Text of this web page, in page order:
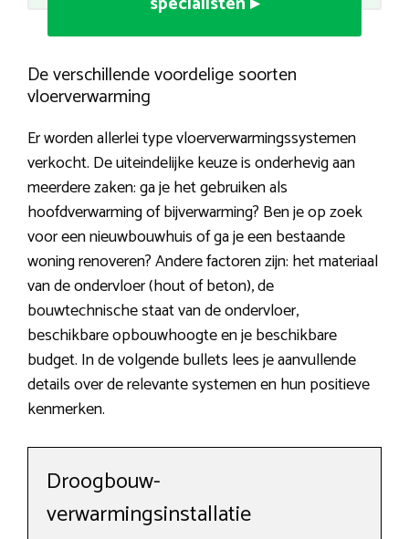
De verschillende voordelige soorten
vloerverwarming
Er worden allerlei type vloerverwarmingssystemen
verkocht. De uiteindelijke keuze is onderhevig aan
meerdere zaken: ga je het gebruiken als
hoofdverwarming of bijverwarming? Ben je op zoek
voor een nieuwbouwhuis of ga je een bestaande
woning renoveren? Andere factoren zijn: het materiaal
van de ondervloer (hout of beton), de
bouwtechnische staat van de ondervloer,
beschikbare opbouwhoogte en je beschikbare
budget. In de volgende bullets lees je aanvullende
details over de relevante systemen en hun positieve
kenmerken.
Droogbouw-
verwarmingsinstallatie